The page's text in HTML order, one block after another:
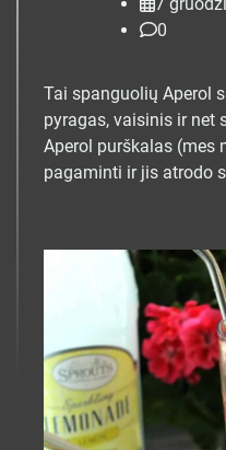
0
Tai spanguolių Aperol
pyragas, vaisinis ir net
Aperol purškalas (mes
pagaminti ir jis atrodo